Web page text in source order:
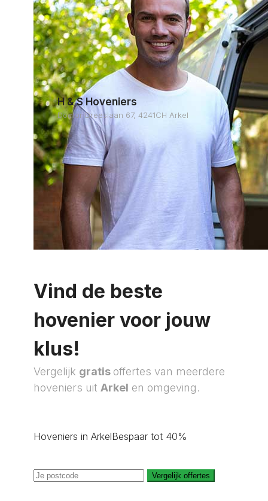
H & S Hoveniers
Doctor Dreeslaan 67, 4241CH Arkel
Vind de beste
hovenier voor jouw
klus!
Vergelijk gratis offertes van meerdere
hoveniers uit Arkel en omgeving.
Hoveniers in ArkelBespaar tot 40%
Vergelijk offertes